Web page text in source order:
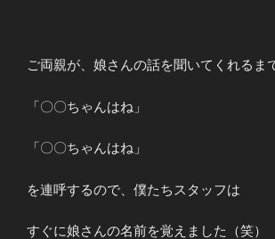
ご両親が、娘さんの話を聞いてくれるま
「〇〇ちゃんはね」
「〇〇ちゃんはね」
を連呼するので、僕たちスタッフは
すぐに娘さんの名前を覚えました（笑）